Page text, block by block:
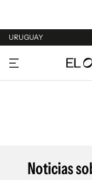
URUGUAY
URUGUAY
ARGENTINA
Noticias